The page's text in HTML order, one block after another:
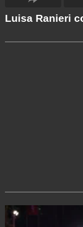
Luisa Ranieri